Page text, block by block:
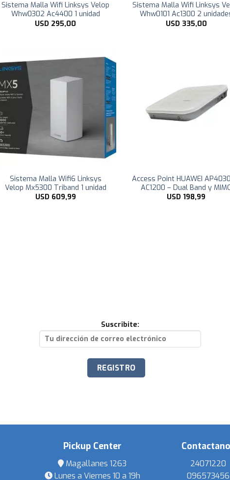
Sistema Malla Wifi Linksys Velop
Whw0302 Ac4400 1 unidad
USD 295,00
Sistema Malla Wifi Linksys
Whw0101 Ac1300 2
USD 335,00
Sistema Malla Wifi6 Linksys
Velop Mx5300 Triband 1 unidad
USD 609,99
Access Point HUAWEI
AC1200 – Dual Band y
USD 198,99
Suscribite:
Pickup Center
Magallanes 1263
Lunes a Viernes 10 a 19h
24071220
096573456